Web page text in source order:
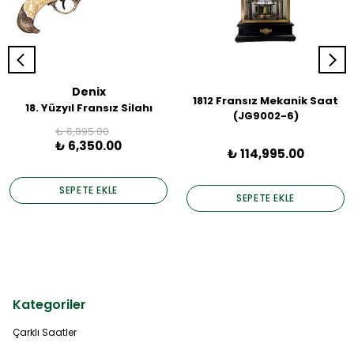
Denix
18. Yüzyıl Fransız Silahı
₺ 6,895.00
₺ 6,350.00
SEPETE EKLE
1812 Fransız Mekanik Saat
(JG9002-6)
₺ 114,995.00
SEPETE EKLE
Kategoriler
Çarklı Saatler